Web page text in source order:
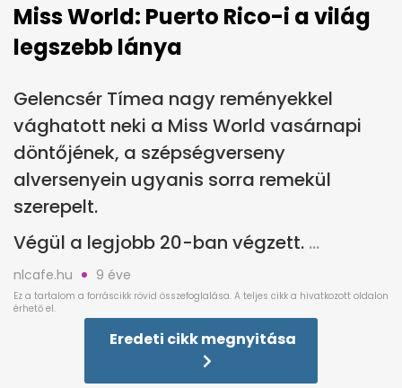
Miss World: Puerto Rico-i a világ
legszebb lánya
Gelencsér Tímea nagy reményekkel
vághatott neki a Miss World vasárnapi
döntőjének, a szépségverseny
alversenyein ugyanis sorra remekül
szerepelt.
Végül a legjobb 20-ban végzett.
nlcafe.hu 9 éve
Eredeti cikk megnyitása